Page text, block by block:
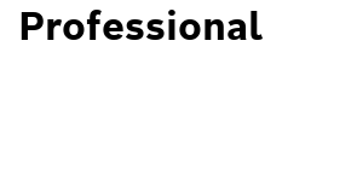
Professional